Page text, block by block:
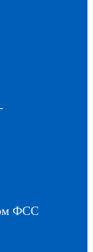
ФСС